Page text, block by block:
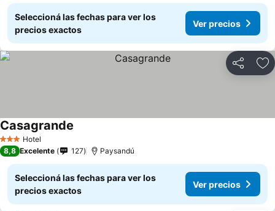
Seleccioná las fechas para ver los
precios exactos
Ver precios
Compartir
3 Estrellas
Hotel
Casagrande
8,8 Excelente 127 Paysandú
Seleccioná las fechas para ver los
precios exactos
Ver precios